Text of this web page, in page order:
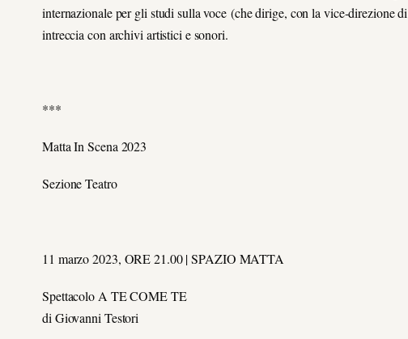
internazionale per gli studi sulla voce (che dirige, con la vice-direzione
intreccia con archivi artistici e sonori.
***
Matta In Scena 2023
Sezione Teatro
11 marzo 2023, ORE 21.00 | SPAZIO MATTA
Spettacolo A TE COME TE
di Giovanni Testori